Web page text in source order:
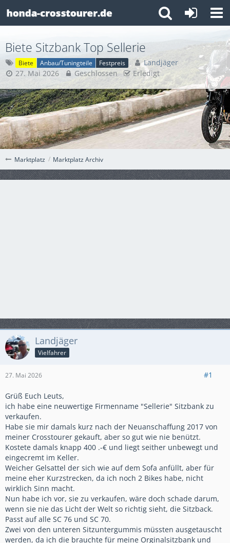
Marktplatz Marktplatz Archiv
Biete Sitzbank Top Sellerie
Biete Anbau/Tuningteile Festpreis
Landjäger
27. Mai 2026
Geschlossen Erledigt
Landjäger
Vielfahrer
27. Mai 2026 #1
Grüß Euch Leuts,
ich habe eine neuwertige Firmenname "Sellerie" Sitzbank zu
verkaufen.
Habe sie mir damals kurz nach der Neuanschaffung 2017 von
meiner Crosstourer gekauft, aber so gut wie nie benützt.
Kostete damals knapp 400 .-€ und liegt seither unbewegt und
eingecremt im Keller.
Weicher Gelsattel der sich wie auf dem Sofa anfüllt, aber für
meine eher Kurzstrecken, da ich noch 2 Bikes habe, nicht
wirklich Sinn macht.
Nun habe ich vor, sie zu verkaufen, wäre doch schade darum,
wenn sie nie das Licht der Welt so richtig sieht, die Sitzback.
Passt auf alle SC 76 und SC 70.
Zwei von den unteren Sitzuntergummis müssten ausgetauscht
werden, da ich die brauchte für meine Orginalsitzbank und